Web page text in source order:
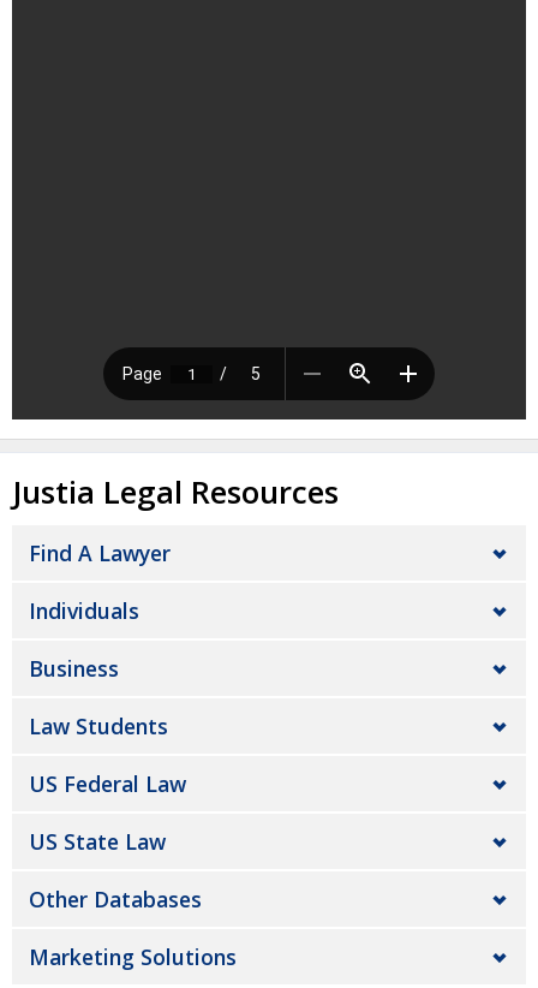
Justia Legal Resources
Find A Lawyer
Individuals
Business
Law Students
US Federal Law
US State Law
Other Databases
Marketing Solutions